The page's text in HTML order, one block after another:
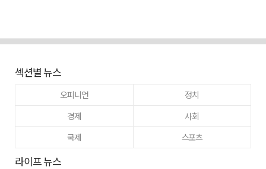
섹션별 뉴스
오피니언
정치
경제
사회
국제
스포츠
라이프 뉴스